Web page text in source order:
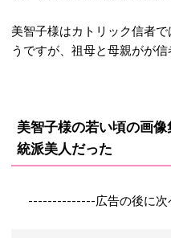
美智子様はカトリック信者
うですが、祖母と母親がが信
美智子様の若い頃の画
統派美人だった
--------------広告の後に